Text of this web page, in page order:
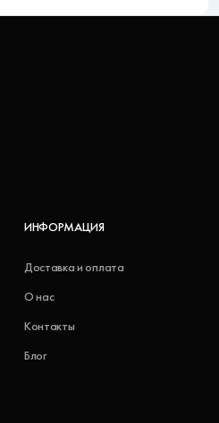
ИНФОРМАЦИЯ
Доставка и оплата
О нас
Контакты
Блог